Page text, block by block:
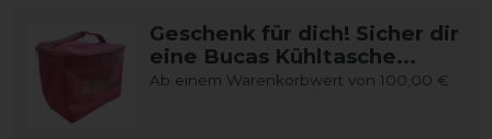
Geschenk für dich! Sicher dir
eine Bucas Kühltasche...
Ab einem Warenkorbwert von 100,00 €